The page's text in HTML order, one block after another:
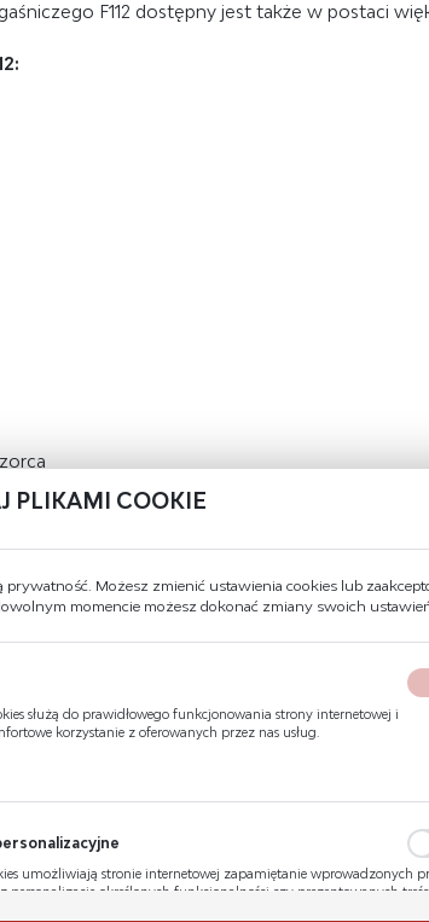
F112 dostępny jest także w postaci
DANE TECHNICZNE
Szerokość 10 cm
PLIKAMI COOKIE
prywatność. Możesz zmienić ustawienia cookies lub
momencie możesz dokonać zmiany swoich
służą do prawidłowego funkcjonowania strony internetowej i
korzystanie z oferowanych przez nas usług.
prywatności, logowania czy wypełniania formularzy. Dzięki
umożliwiają stronie internetowej zapamiętanie wprowadzonych
personalizację określonych funkcjonalności czy prezentowanych